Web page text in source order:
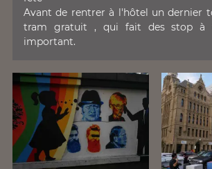
Avant de rentrer à l'hôtel un dernier
tram gratuit , qui fait des stop à
important.